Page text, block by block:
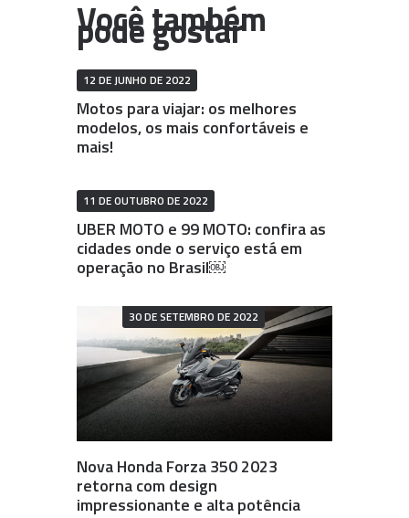
12 DE JUNHO DE 2022
Motos para viajar: os melhores
modelos, os mais confortáveis e
mais!
11 DE OUTUBRO DE 2022
UBER MOTO e 99 MOTO: confira as
cidades onde o serviço está em
operação no Brasil￼
30 DE SETEMBRO DE 2022
Nova Honda Forza 350 2023
retorna com design
impressionante e alta potência